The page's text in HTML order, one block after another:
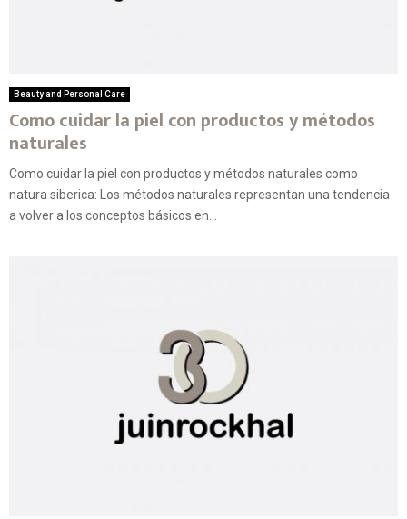
Beauty and Personal Care
Como cuidar la piel con productos y métodos
naturales
Como cuidar la piel con productos y métodos naturales como
natura siberica: Los métodos naturales representan una tendencia
a volver a los conceptos básicos en...